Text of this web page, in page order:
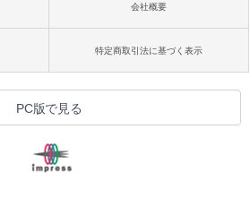
会社概要
特定商取引法に基づく表示
PC版で見る